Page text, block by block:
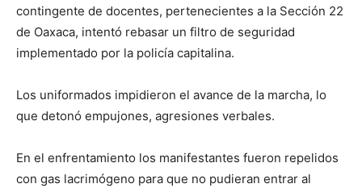
contingente de docentes, pertenecientes a la Sección 22
de Oaxaca, intentó rebasar un filtro de seguridad
implementado por la policía capitalina.
Los uniformados impidieron el avance de la marcha, lo
que detonó empujones, agresiones verbales.
En el enfrentamiento los manifestantes fueron repelidos
con gas lacrimógeno para que no pudieran entrar al